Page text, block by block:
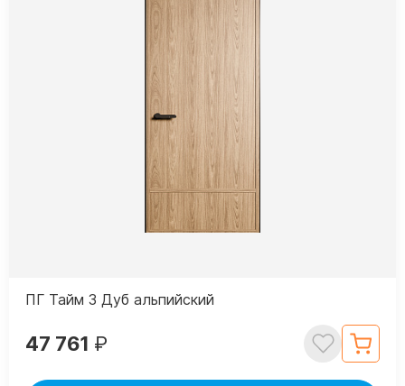
ПГ Тайм 3 Дуб альпийский
47 761 ₽